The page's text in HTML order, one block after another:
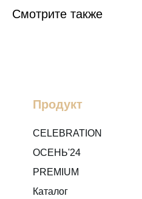
Смотрите также
Продукт
CELEBRATION
ОСЕНЬ'24
PREMIUM
Каталог